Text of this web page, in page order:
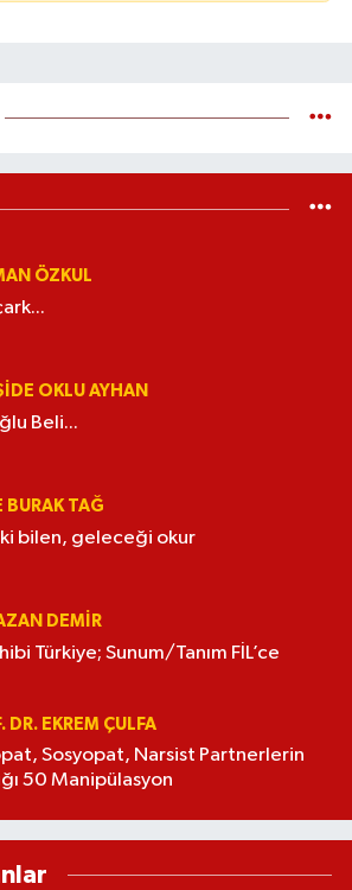
ÖZKUL
OKLU AYHAN
Beli...
BURAK TAĞ
bilen, geleceği okur
DEMİR
Türkiye; Sunum/Tanım FİL’ce
DR. EKREM ÇULFA
Sosyopat, Narsist Partnerlerin
50 Manipülasyon